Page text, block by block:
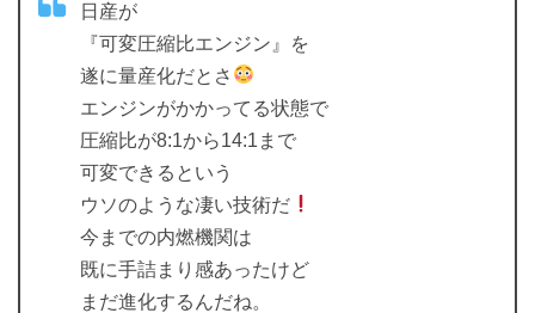
日産が
『可変圧縮比エンジン』を
遂に量産化だとさ
エンジンがかかってる状態で
圧縮比が8:1から14:1まで
可変できるという
ウソのような凄い技術だ
今までの内燃機関は
既に手詰まり感あったけど
まだ進化するんだね。